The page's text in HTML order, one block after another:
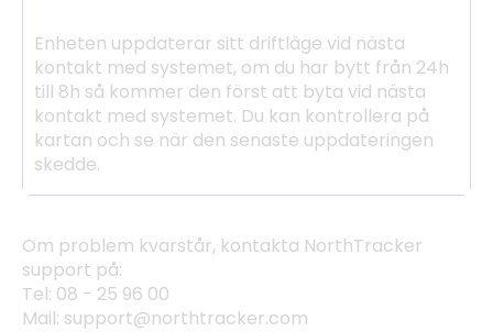
Enheten uppdaterar sitt driftläge vid nästa
kontakt med systemet, om du har bytt från 24h
till 8h så kommer den först att byta vid nästa
kontakt med systemet. Du kan kontrollera på
kartan och se när den senaste uppdateringen
skedde.
Om problem kvarstår, kontakta NorthTracker
support på:
Tel: 08 - 25 96 00
Mail: support@northtracker.com